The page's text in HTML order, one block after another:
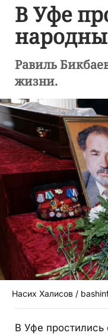
В Уфе
Равиль
жизни.
Насих Халисов /
В Уфе